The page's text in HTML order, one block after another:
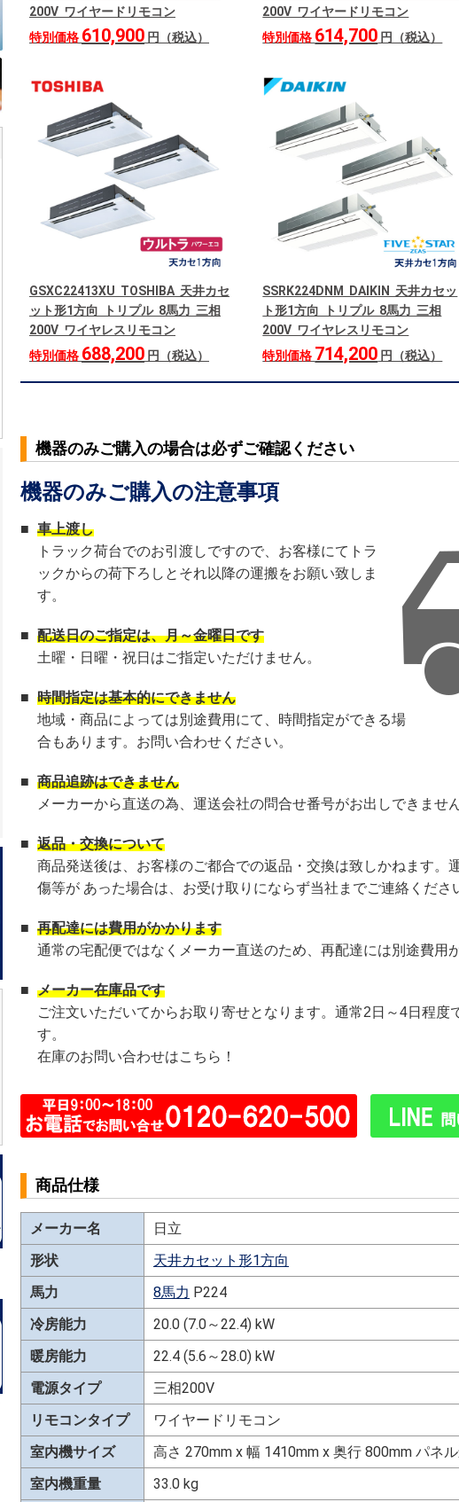
200V ワイヤードリモコン
特別価格 610,900 円（税込）
200V ワイヤードリモコン
特別価格 614,700 円（税込）
GSXC22413XU TOSHIBA 天井カセ
ット形1方向 トリプル 8馬力 三相
200V ワイヤレスリモコン
特別価格 688,200 円（税込）
SSRK224DNM DAIKIN 天井カセッ
ト形1方向 トリプル 8馬力 三相
200V ワイヤレスリモコン
特別価格 714,200 円（税込）
機器のみご購入の場合は必ずご確認ください
機器のみご購入の注意事項
■ 車上渡し
トラック荷台でのお引渡しですので、お客様にてトラ
ックからの荷下ろしとそれ以降の運搬をお願い致しま
す。
■ 配送日のご指定は、月～金曜日です
土曜・日曜・祝日はご指定いただけません。
■ 時間指定は基本的にできません
地域・商品によっては別途費用にて、時間指定ができる場
合もあります。お問い合わせください。
■ 商品追跡はできません
メーカーから直送の為、運送会社の問合せ番号がお出しできません
■ 返品・交換について
商品発送後は、お客様のご都合での返品・交換は致しかねます。
傷等が あった場合は、お受け取りにならず当社までご連絡くださ
■ 再配達には費用がかかります
通常の宅配便ではなくメーカー直送のため、再配達には別途費用
■ メーカー在庫品です
ご注文いただいてからお取り寄せとなります。通常2日～4日程度
す。
在庫のお問い合わせはこちら！
商品仕様
メーカー名
日立
形状
天井カセット形1方向
馬力
8馬力 P224
冷房能力
20.0 (7.0～22.4) kW
暖房能力
22.4 (5.6～28.0) kW
電源タイプ
三相200V
リモコンタイプ
ワイヤードリモコン
室内機サイズ
高さ 270mm x 幅 1410mm x 奥行 800mm パネル
室内機重量
33.0 kg